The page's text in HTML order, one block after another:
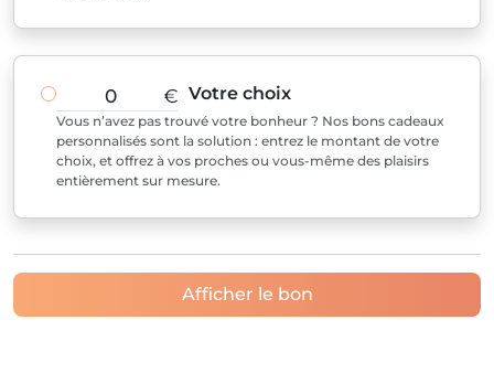
€ Votre choix
Vous n’avez pas trouvé votre bonheur ? Nos bons cadeaux
personnalisés sont la solution : entrez le montant de votre
choix, et offrez à vos proches ou vous-même des plaisirs
entièrement sur mesure.
Afficher le bon